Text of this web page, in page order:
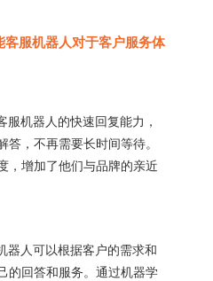
服机器人对于客户服务体
机器人的快速回复能力，
，不再需要长时间等待。
，增加了他们与品牌的亲近
人可以根据客户的需求和
的回答和服务。通过机器学